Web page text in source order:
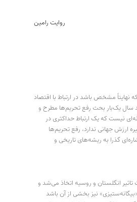
روایت رامین
مشخص باشد در ارتباط با اقتصاد
سال یک‌بار بحث رفع تحریم‌ها مطرح و
نیست که یک ارتباط حداکثری در
ارزش جهانی ندارد، رفع تحریم‌ها
گذرا به ریشه‌های تاریخی و
انگلستان و روسیه اتخاذ می‌شد و
و اساساً «بیگانه‌ستیزی» نیز بخشی از آن باشد